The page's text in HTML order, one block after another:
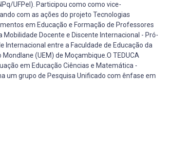
UFPel). Participou como como vice-
com as ações do projeto Tecnologias
em Educação e Formação de Professores
Docente e Discente Internacional - Pró-
Internacional entre a Faculdade de Educação da
(UEM) de Moçambique.O TEDUCA
em Educação Ciências e Matemática -
um grupo de Pesquisa Unificado com ênfase em